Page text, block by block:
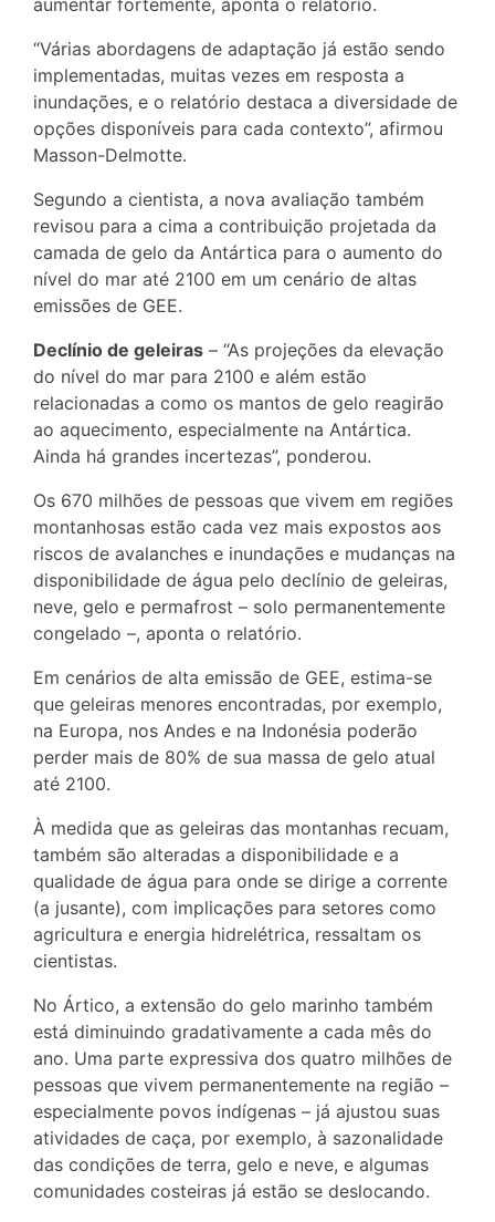
“Várias abordagens de adaptação já estão sendo
implementadas, muitas vezes em resposta a
inundações, e o relatório destaca a diversidade de
opções disponíveis para cada contexto”, afirmou
Masson-Delmotte.
Segundo a cientista, a nova avaliação também
revisou para a cima a contribuição projetada da
camada de gelo da Antártica para o aumento do
nível do mar até 2100 em um cenário de altas
emissões de GEE.
Declínio de geleiras – “As projeções da elevação
do nível do mar para 2100 e além estão
relacionadas a como os mantos de gelo reagirão
ao aquecimento, especialmente na Antártica.
Ainda há grandes incertezas”, ponderou.
Os 670 milhões de pessoas que vivem em regiões
montanhosas estão cada vez mais expostos aos
riscos de avalanches e inundações e mudanças na
disponibilidade de água pelo declínio de geleiras,
neve, gelo e permafrost – solo permanentemente
congelado –, aponta o relatório.
Em cenários de alta emissão de GEE, estima-se
que geleiras menores encontradas, por exemplo,
na Europa, nos Andes e na Indonésia poderão
perder mais de 80% de sua massa de gelo atual
até 2100.
À medida que as geleiras das montanhas recuam,
também são alteradas a disponibilidade e a
qualidade de água para onde se dirige a corrente
(a jusante), com implicações para setores como
agricultura e energia hidrelétrica, ressaltam os
cientistas.
No Ártico, a extensão do gelo marinho também
está diminuindo gradativamente a cada mês do
ano. Uma parte expressiva dos quatro milhões de
pessoas que vivem permanentemente na região –
especialmente povos indígenas – já ajustou suas
atividades de caça, por exemplo, à sazonalidade
das condições de terra, gelo e neve, e algumas
comunidades costeiras já estão se deslocando.